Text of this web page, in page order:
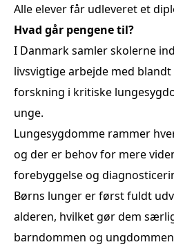
Alle elever får udleveret et
Hvad går pengene til?
I Danmark samler skolerne
livsvigtige arbejde med
forskning i kritiske
unge.
Lungesygdomme rammer
og der er behov for mere
forebyggelse og
Børns lunger er først fuldt
alderen, hvilket gør dem
barndommen og